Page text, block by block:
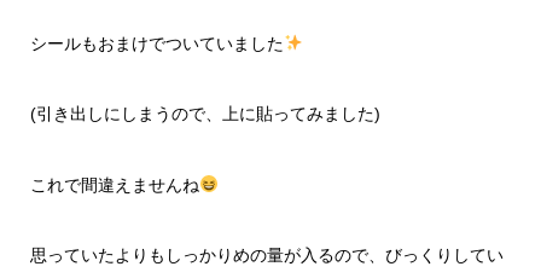
シールもおまけでついていました
(引き出しにしまうので、上に貼ってみました)
これで間違えませんね
思っていたよりもしっかりめの量が入るので、びっくりしてい